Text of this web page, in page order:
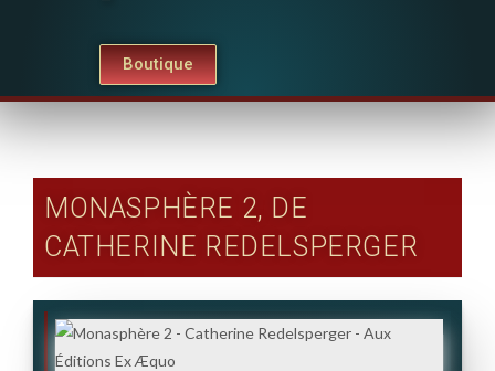
Boutique
MONASPHÈRE 2, DE
CATHERINE REDELSPERGER